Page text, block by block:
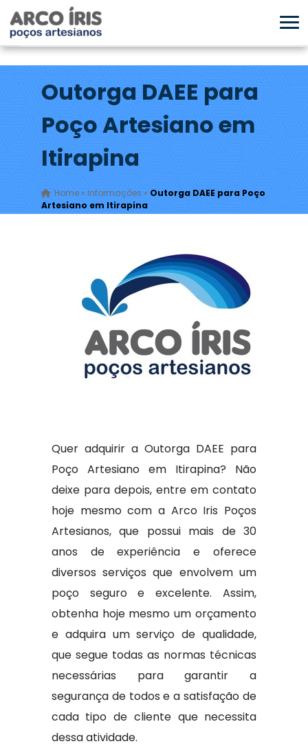
Outorga DAEE para
Poço Artesiano em
Itirapina
Home» Informações » Outorga DAEE para Poço
Artesiano em Itirapina
Quer adquirir a Outorga DAEE para
Poço Artesiano em Itirapina? Não
deixe para depois, entre em contato
hoje mesmo com a Arco Iris Poços
Artesianos, que possui mais de 30
anos de experiência e oferece
diversos serviços que envolvem um
poço seguro e excelente. Assim,
obtenha hoje mesmo um orçamento
e adquira um serviço de qualidade,
que segue todas as normas técnicas
necessárias para garantir a
segurança de todos e a satisfação de
cada tipo de cliente que necessita
dessa atividade.